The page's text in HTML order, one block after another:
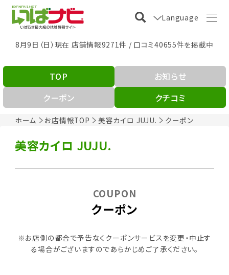
Language
8月9日（日）現在 店舗情報9271件 / 口コミ40655件を掲載中
ホーム お店情報TOP 美容カイロ JUJU. クーポン
TOP
お知らせ
クーポン
クチコミ
美容カイロ JUJU.
クーポン
COUPON
※お店側の都合で予告なくクーポンサービスを変更・中止す
る場合がございますのであらかじめご了承ください。